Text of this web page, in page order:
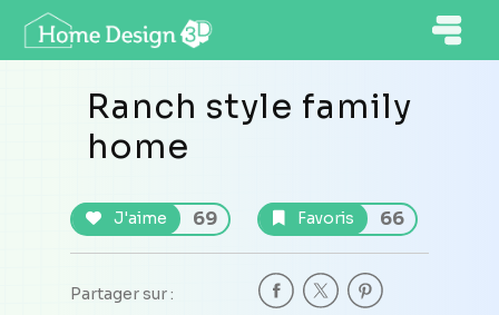
Ranch style family
home
J'aime 69 Favoris 66
Partager sur :